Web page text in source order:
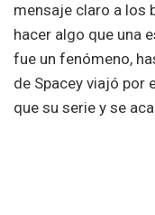
mensaje claro a los
hacer algo que una
fue un fenómeno,
de Spacey viajó por
que su serie y se